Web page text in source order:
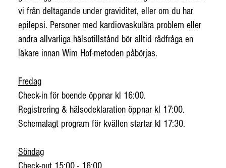
vi från deltagande under graviditet, eller om du har
epilepsi. Personer med kardiovaskulära problem eller
andra allvarliga hälsotillstånd bör alltid rådfråga en
läkare innan Wim Hof-metoden påbörjas.
Fredag
Check-in för boende öppnar kl 16:00.
Registrering & hälsodeklaration öppnar kl 17:00.
Schemalagt program för kvällen startar kl 17:30.
Söndag